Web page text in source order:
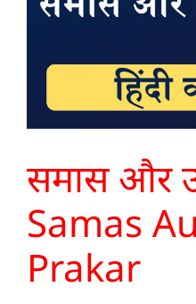
समास और
Samas
Prakar